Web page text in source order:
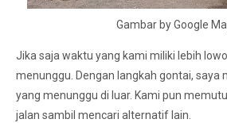
Gambar by Google
Jika saja waktu yang kami miliki lebih
menunggu. Dengan langkah gontai, saya
yang menunggu di luar. Kami pun
jalan sambil mencari alternatif lain.